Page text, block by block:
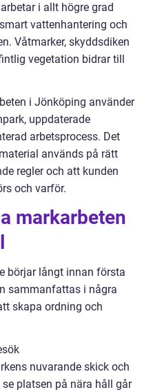
i allt högre grad
vattenhantering och
Våtmarker, skyddsdiken
vegetation bidrar till
i Jönköping använder
uppdaterade
arbetsprocess. Det
används på rätt
regler och att kunden
och varför.
markarbeten
börjar långt innan första
sammanfattas i några
skapa ordning och
nuvarande skick och
platsen på nära håll går